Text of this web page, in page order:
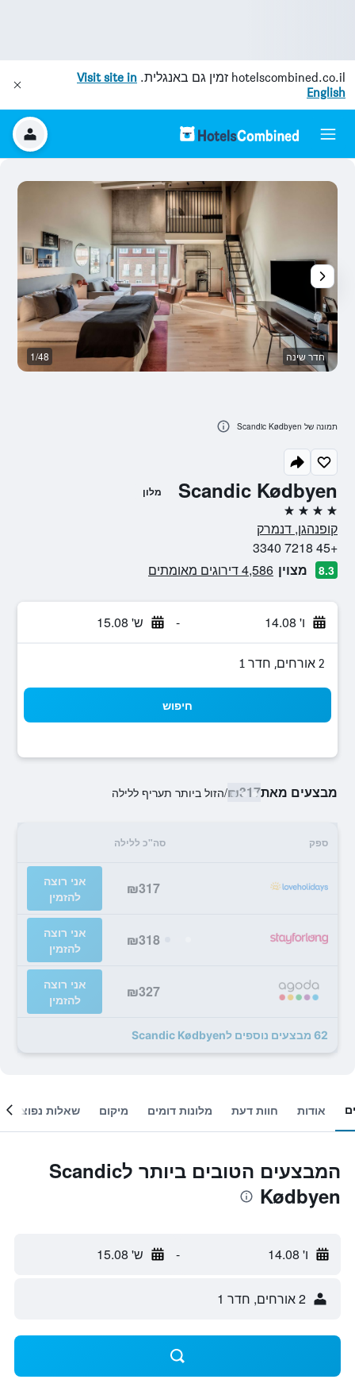
hotelscombined.co.il זמין גם באנגלית. Visit site in
English
Scandic Kødbyen מלון
4 כוכבים
קופנהגן, דנמרק
+45 7218 3340
8.3 מצוין 4,586 דירוגים מאומתים
ו' 14.08 - ש' 15.08
2 אורחים, חדר 1
חיפוש
מבצעים מאת₪317
/הזול ביותר תעריף ללילה
ספק סה"כ ללילה
₪317
אני רוצה
להזמין
₪318
אני רוצה
להזמין
₪327
אני רוצה
להזמין
62 מבצעים נוספים לScandic Kødbyen
חדר שינה 1/48
תמונה של Scandic Kødbyen
אודות חוות דעת מלונות דומים מיקום שאלות נפוצות
המבצעים הטובים ביותר לScandic
Kødbyen
ו' 14.08 - ש' 15.08
2 אורחים, חדר 1